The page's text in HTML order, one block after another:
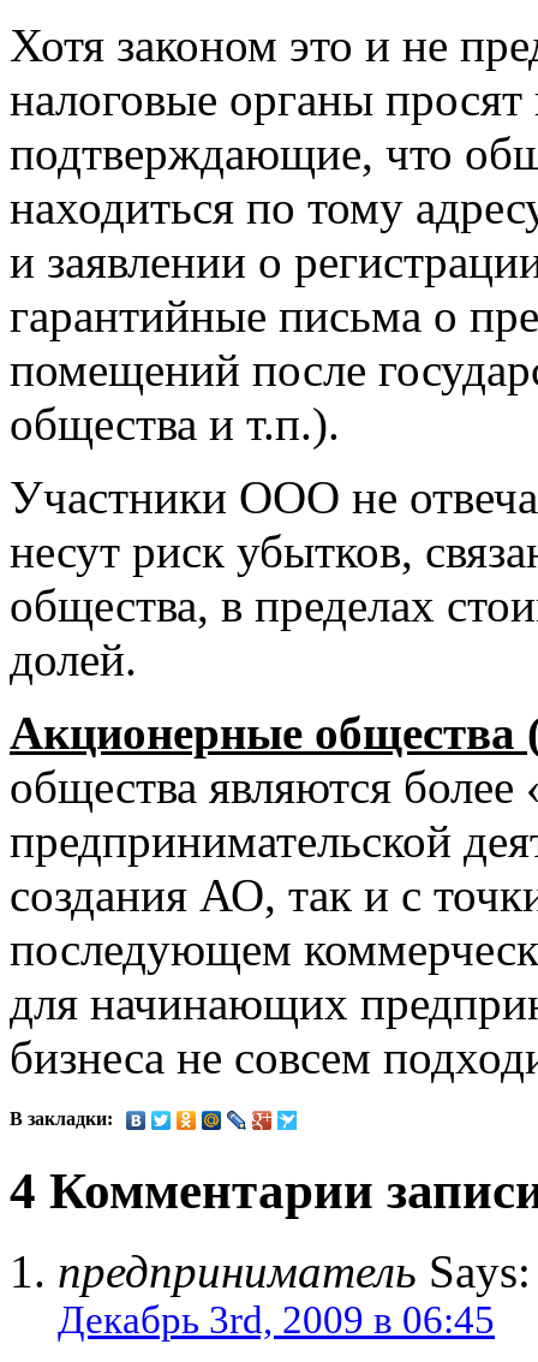
Хотя законом это и не
налоговые органы
подтверждающие, что
находиться по тому
и заявлении о
гарантийные письма о
помещений после
общества и т.п.).
Участники ООО не
несут риск убытков,
общества, в пределах
долей.
Акционерные
общества являются
предпринимательской
создания АО, так и с
последующем
для начинающих
бизнеса не совсем
В закладки:
4 Комментарии
предприниматель Says:
Декабрь 3rd, 2009 в 06:45